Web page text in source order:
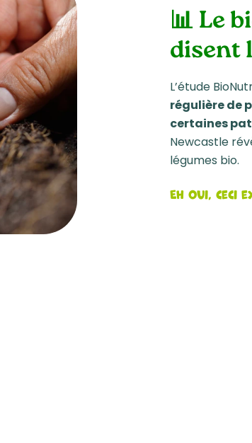
📊 Le
disent
L’étude
régulière de
certaines
Newcastle
légumes bio.
Eh oui, ceci